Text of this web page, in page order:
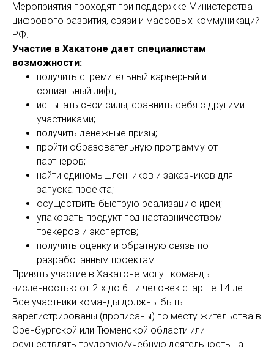
Мероприятия проходят при поддержке Министерства
цифрового развития, связи и массовых коммуникаций
РФ.
Участие в Хакатоне дает специалистам
возможности:
получить стремительный карьерный и
социальный лифт;
испытать свои силы, сравнить себя с другими
участниками;
получить денежные призы;
пройти образовательную программу от
партнеров;
найти единомышленников и заказчиков для
запуска проекта;
осуществить быструю реализацию идеи;
упаковать продукт под наставничеством
трекеров и экспертов;
получить оценку и обратную связь по
разработанным проектам.
Принять участие в Хакатоне могут команды
численностью от 2-х до 6-ти человек старше 14 лет.
Все участники команды должны быть
зарегистрированы (прописаны) по месту жительства в
Оренбургской или Тюменской области или
осуществлять трудовую/учебную деятельность на